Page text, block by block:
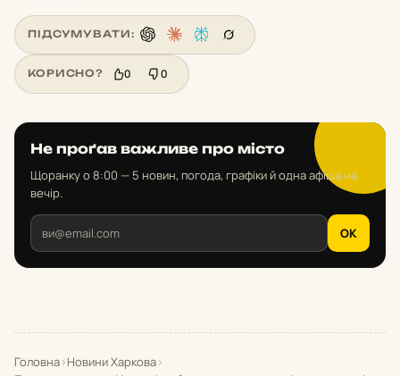
ПІДСУМУВАТИ:
КОРИСНО? 0 0
Не проґав важливе про місто
Щоранку о 8:00 — 5 новин, погода, графіки й одна афіша на
вечір.
OK
Головна›Новини Харкова›